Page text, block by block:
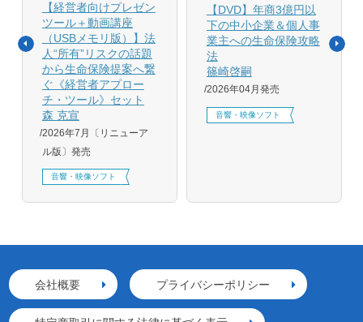
【経営者向けプレゼン
ツール＋動画講座
（USBメモリ版）】法
人“所有”リスクの話題
から生命保険提案へ繋
ぐ《経営者アプロー
チ・ツール》セット
森 克宣
2026年7月〔リニューア
ル版〕発売
音響・映像ソフト
【DVD】年商3億円以
下の中小企業＆個人事
業主への生命保険攻略
法
篠崎啓嗣
2026年04月発売
音響・映像ソフト
会社概要 プライバシーポリシー